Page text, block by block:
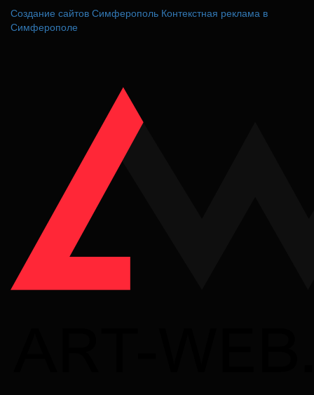
Создание сайтов Симферополь Контекстная реклама в
Симферополе